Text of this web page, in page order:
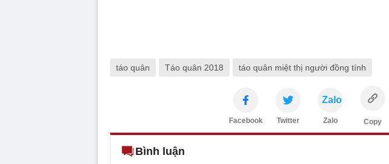
táo quân Táo quân 2018 táo quân miệt thị người đồng tính
Facebook Twitter
Zalo
Zalo Copy
Bình luận